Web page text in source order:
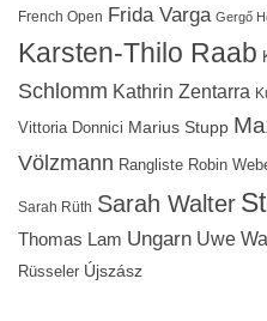
French Open Frida Varga Gergő
Karsten-Thilo Raab
Schlomm Kathrin Zentarra
Vittoria Donnici Marius Stupp
Völzmann Rangliste Robin
Sarah Rüth Sarah Walter
Thomas Lam Ungarn Uwe
Rüsseler Újszász